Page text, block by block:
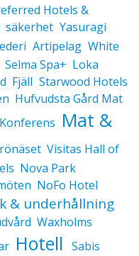
Hotels &
säkerhet Yasuragi
Artipelag White
Selma Spa+ Loka
Fjäll Starwood Hotels
Hufvudsta Gård Mat
Mat &
Visitas Hall of
Nova Park
NoFo Hotel
& underhållning
Waxholms
Hotell Sabis